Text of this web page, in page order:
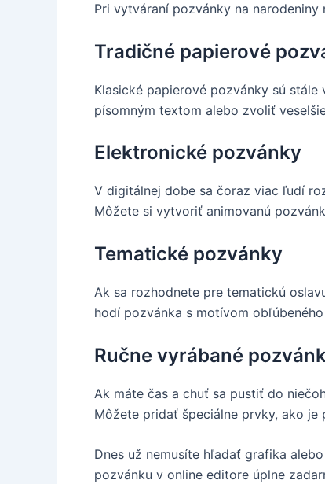
Pri vytváraní pozvánky na
Tradičné papierové
Klasické papierové pozvánky sú
písomným textom alebo zvoliť
Elektronické pozvánky
V digitálnej dobe sa čoraz viac ľudí
Môžete si vytvoriť animovanú
Tematické pozvánky
Ak sa rozhodnete pre tematickú
hodí pozvánka s motívom
Ručne vyrábané
Ak máte čas a chuť sa pustiť do
Môžete pridať špeciálne prvky, ako
Dnes už nemusíte hľadať grafika
pozvánku v online editore úplne